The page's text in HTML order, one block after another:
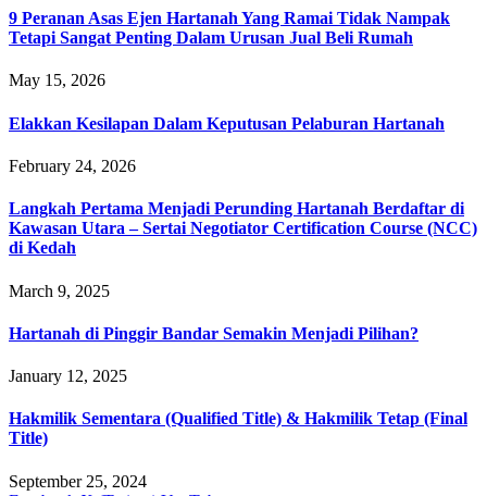
9 Peranan Asas Ejen Hartanah Yang Ramai Tidak Nampak
Tetapi Sangat Penting Dalam Urusan Jual Beli Rumah
May 15, 2026
Elakkan Kesilapan Dalam Keputusan Pelaburan Hartanah
February 24, 2026
Langkah Pertama Menjadi Perunding Hartanah Berdaftar di
Kawasan Utara – Sertai Negotiator Certification Course (NCC)
di Kedah
March 9, 2025
Hartanah di Pinggir Bandar Semakin Menjadi Pilihan?
January 12, 2025
Hakmilik Sementara (Qualified Title) & Hakmilik Tetap (Final
Title)
September 25, 2024